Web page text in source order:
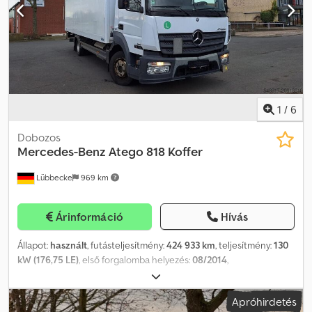
interneten megadott információk nem minősülnek kötelező
ajánlatnak. Nem tartalmaznak garantált jellemzőket. Az eladó nem
vállal felelősséget elírásokért, adatátviteli vagy rendszerhibákért.
Az eladás és az adatváltozás joga fenntartva.
1 / 6
Lübbecke 969 km
Dobozos
Mercedes-Benz Atego 818 Koffer
Árinformáció Hívás
Állapot: használt, futásteljesítmény:424 933 km, teljesítmény:130
kW (176,75 LE), első forgalomba helyezés:08/2014,
, üzemanyag:
automata, kibocsátási osztály:Euro 6, ülések száma:2, Gyártási év:
2014, Felszereltség:ABS, EBS (Elektronikus fékrendszer),Apróhirdetés